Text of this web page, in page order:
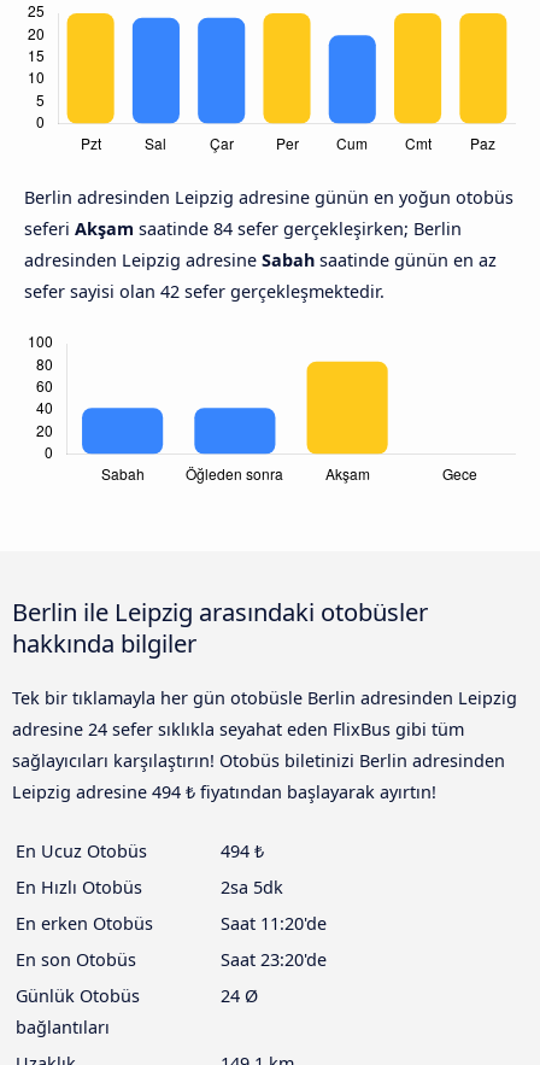
Berlin adresinden Leipzig adresine günün en yoğun otobüs
seferi Akşam saatinde 84 sefer gerçekleşirken; Berlin
adresinden Leipzig adresine Sabah saatinde günün en az
sefer sayisi olan 42 sefer gerçekleşmektedir.
Berlin ile Leipzig arasındaki otobüsler
hakkında bilgiler
Tek bir tıklamayla her gün otobüsle Berlin adresinden Leipzig
adresine 24 sefer sıklıkla seyahat eden FlixBus gibi tüm
sağlayıcıları karşılaştırın! Otobüs biletinizi Berlin adresinden
Leipzig adresine 494 ₺ fiyatından başlayarak ayırtın!
En Ucuz Otobüs
494 ₺
En Hızlı Otobüs
2sa 5dk
En erken Otobüs
Saat 11:20'de
En son Otobüs
Saat 23:20'de
Günlük Otobüs
bağlantıları
24 Ø